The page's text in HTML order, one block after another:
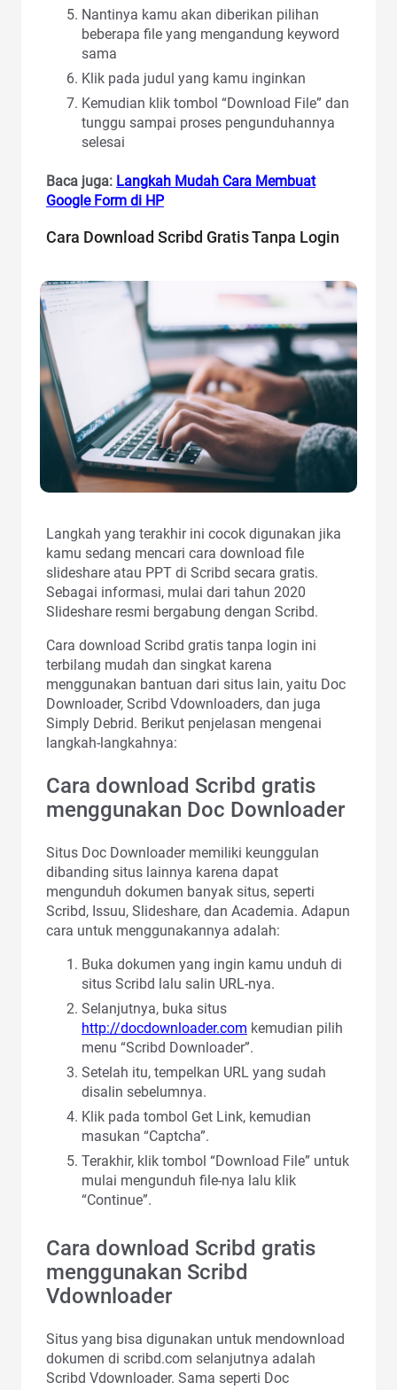
Nantinya kamu akan diberikan pilihan
beberapa file yang mengandung keyword
sama
Klik pada judul yang kamu inginkan
Kemudian klik tombol “Download File” dan
tunggu sampai proses pengunduhannya
selesai
Baca juga: Langkah Mudah Cara Membuat
Google Form di HP
Cara Download Scribd Gratis Tanpa Login
Langkah yang terakhir ini cocok digunakan jika
kamu sedang mencari cara download file
slideshare atau PPT di Scribd secara gratis.
Sebagai informasi, mulai dari tahun 2020
Slideshare resmi bergabung dengan Scribd.
Cara download Scribd gratis tanpa login ini
terbilang mudah dan singkat karena
menggunakan bantuan dari situs lain, yaitu Doc
Downloader, Scribd Vdownloaders, dan juga
Simply Debrid. Berikut penjelasan mengenai
langkah-langkahnya:
Cara download Scribd gratis
menggunakan Doc Downloader
Situs Doc Downloader memiliki keunggulan
dibanding situs lainnya karena dapat
mengunduh dokumen banyak situs, seperti
Scribd, Issuu, Slideshare, dan Academia. Adapun
cara untuk menggunakannya adalah:
Buka dokumen yang ingin kamu unduh di
situs Scribd lalu salin URL-nya.
Selanjutnya, buka situs
http://docdownloader.com kemudian pilih
menu “Scribd Downloader”.
Setelah itu, tempelkan URL yang sudah
disalin sebelumnya.
Klik pada tombol Get Link, kemudian
masukan “Captcha”.
Terakhir, klik tombol “Download File” untuk
mulai mengunduh file-nya lalu klik
“Continue”.
Cara download Scribd gratis
menggunakan Scribd
Vdownloader
Situs yang bisa digunakan untuk mendownload
dokumen di scribd.com selanjutnya adalah
Scribd Vdownloader. Sama seperti Doc